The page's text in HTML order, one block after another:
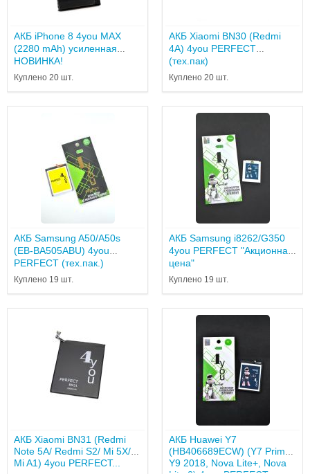
АКБ iPhone 8 4you MAX
(2280 mAh) усиленная
НОВИНКА!
Куплено 20 шт.
АКБ Xiaomi BN30 (Redmi
4A) 4you PERFECT
(тех.пак)
Куплено 20 шт.
АКБ Samsung A50/A50s
(EB-BA505ABU) 4you
PERFECT (тех.пак.)
Куплено 19 шт.
АКБ Samsung i8262/G350
4you PERFECT "Акционная
цена"
Куплено 19 шт.
АКБ Xiaomi BN31 (Redmi
Note 5A/ Redmi S2/ Mi 5X/
Mi A1) 4you PERFECT...
АКБ Huawei Y7
(HB406689ECW) (Y7 Prime,
Y9 2018, Nova Lite+, Nova